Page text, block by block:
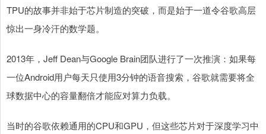
TPU的故事并非始于芯片制造的突破，而是始于一道令谷歌高层
惊出一身冷汗的数学题。
2013年，Jeff Dean与Google Brain团队进行了一次推演：如果每
一位Android用户每天只使用3分钟的语音搜索，谷歌就需要将全
球数据中心的容量翻倍才能应对算力负载。
当时的谷歌依赖通用的CPU和GPU，但这些芯片对于深度学习中